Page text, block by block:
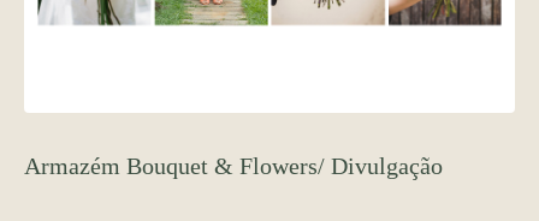
Armazém Bouquet & Flowers/ Divulgação